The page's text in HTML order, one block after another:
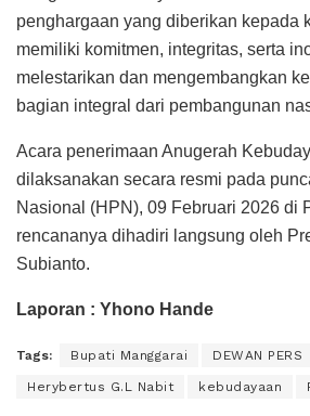
penghargaan yang diberikan kepada
memiliki komitmen, integritas, serta
melestarikan dan mengembangkan
bagian integral dari pembangunan
Acara penerimaan Anugerah
dilaksanakan secara resmi pada
Nasional (HPN), 09 Februari 2026 di
rencananya dihadiri langsung oleh
Subianto.
Laporan : Yhono Hande
Tags: Bupati Manggarai DEWAN PERS
Herybertus G.L Nabit kebudayaan